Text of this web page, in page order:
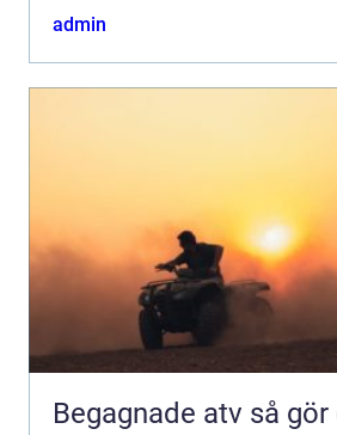
admin
Begagnade atv så gör du ett